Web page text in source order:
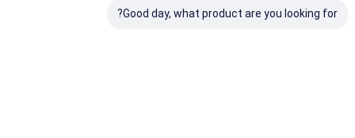
Good day, what product are you looking for?